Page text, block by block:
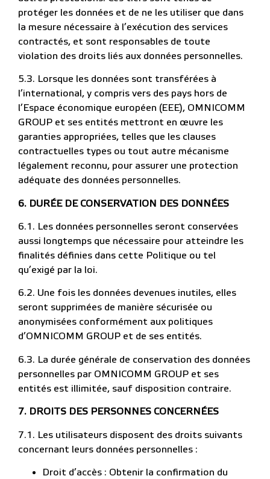
protéger les données et de ne les utiliser que dans
la mesure nécessaire à l’exécution des services
contractés, et sont responsables de toute
violation des droits liés aux données personnelles.
5.3. Lorsque les données sont transférées à
l’international, y compris vers des pays hors de
l’Espace économique européen (EEE), OMNICOMM
GROUP et ses entités mettront en œuvre les
garanties appropriées, telles que les clauses
contractuelles types ou tout autre mécanisme
légalement reconnu, pour assurer une protection
adéquate des données personnelles.
6. DURÉE DE CONSERVATION DES DONNÉES
6.1. Les données personnelles seront conservées
aussi longtemps que nécessaire pour atteindre les
finalités définies dans cette Politique ou tel
qu’exigé par la loi.
6.2. Une fois les données devenues inutiles, elles
seront supprimées de manière sécurisée ou
anonymisées conformément aux politiques
d’OMNICOMM GROUP et de ses entités.
6.3. La durée générale de conservation des données
personnelles par OMNICOMM GROUP et ses
entités est illimitée, sauf disposition contraire.
7. DROITS DES PERSONNES CONCERNÉES
7.1. Les utilisateurs disposent des droits suivants
concernant leurs données personnelles :
Droit d’accès : Obtenir la confirmation du